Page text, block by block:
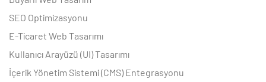
SEO Optimizasyonu
E-Ticaret Web Tasarımı
Kullanıcı Arayüzü (UI) Tasarımı
İçerik Yönetim Sistemi (CMS) Entegrasyonu